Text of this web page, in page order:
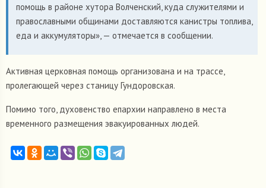
помощь в районе хутора Волченский, куда служителями и
православными общинами доставляются канистры топлива,
еда и аккумуляторы», — отмечается в сообщении.
Активная церковная помощь организована и на трассе,
пролегающей через станицу Гундоровская.
Помимо того, духовенство епархии направлено в места
временного размещения эвакуированных людей.